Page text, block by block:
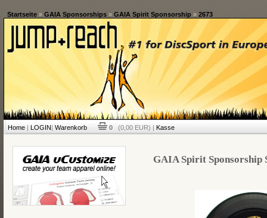
Startseite» GAIA Sponsorships» GAIA Spirit Sponsorship» 2673
Home| LOGIN| Warenkorb 0 (0,00 EUR) | Kasse
GAIA Spirit Sponsorship